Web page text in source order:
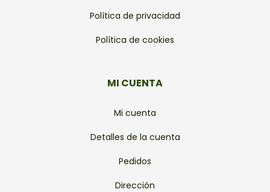
Política de privacidad
Política de cookies
MI CUENTA
Mi cuenta
Detalles de la cuenta
Pedidos
Dirección